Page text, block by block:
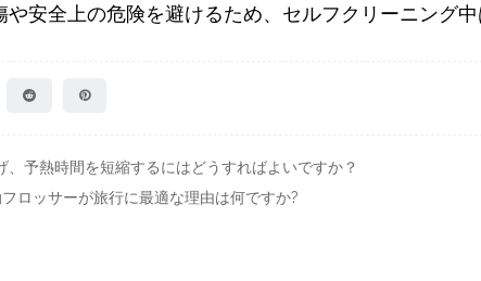
安全上の危険を避けるため、セルフクリーニング
、予熱時間を短縮するにはどうすればよいですか？
ロッサーが旅行に最適な理由は何ですか?